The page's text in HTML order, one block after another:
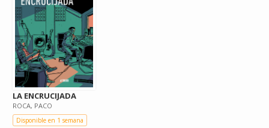
LA ENCRUCIJADA
ROCA, PACO
Disponible en 1 semana